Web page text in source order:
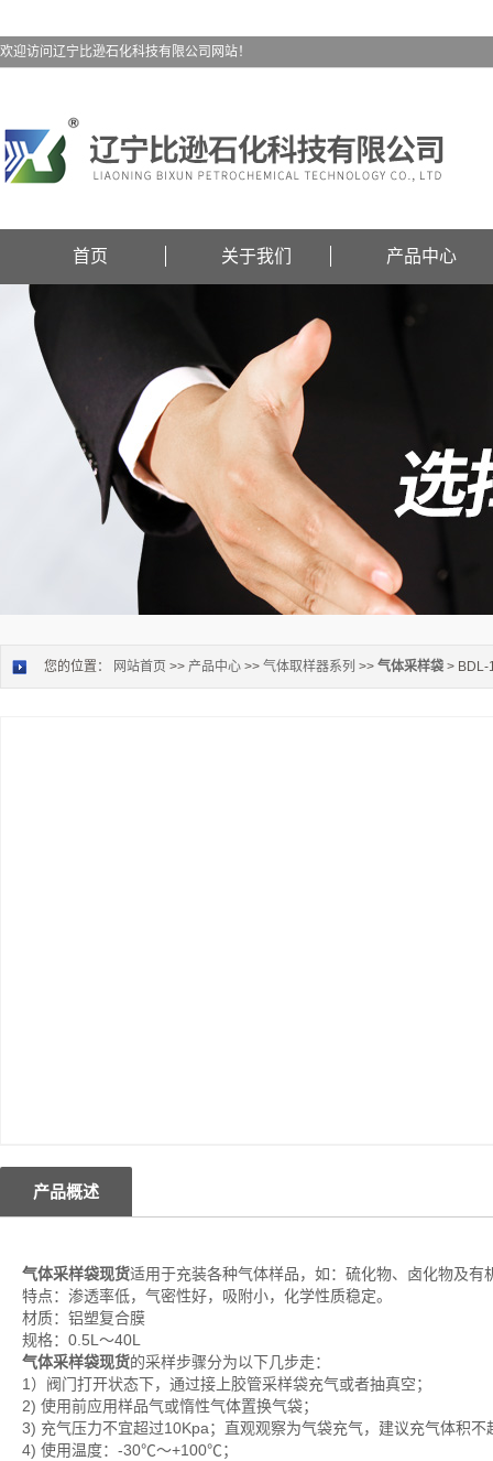
欢迎访问辽宁比逊石化科技有限公司网站！
首页 关于我们 产品中心
您的位置： 网站首页 >> 产品中心 >> 气体取样器系列 >> 气体采样袋 > BDL-
产品概述
气体采样袋现货适用于充装各种气体样品，如：硫化物、卤化物及
特点：渗透率低，气密性好，吸附小，化学性质稳定。
材质：铝塑复合膜
规格：0.5L～40L
气体采样袋现货的采样步骤分为以下几步走：
1）阀门打开状态下，通过接上胶管采样袋充气或者抽真空；
2) 使用前应用样品气或惰性气体置换气袋；
3) 充气压力不宜超过10Kpa；直观观察为气袋充气，建议充气体积不
4) 使用温度：-30℃～+100℃；